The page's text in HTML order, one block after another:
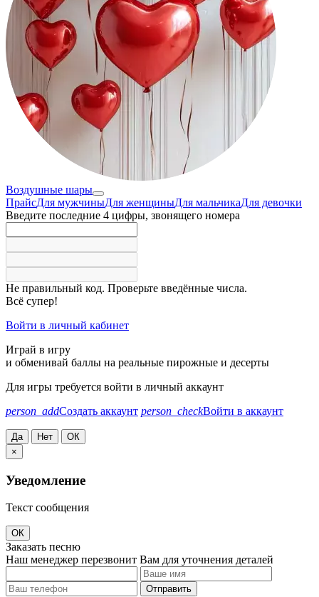
Воздушные шары
ПрайсДля мужчиныДля женщиныДля мальчикаДля девочки
Введите последние 4 цифры, звонящего номера
Не правильный код. Проверьте введённые числа.
Всё супер!
Войти в личный кабинет
Играй в игру
и обменивай баллы на реальные пирожные и десерты
Для игры требуется войти в личный аккаунт
person_addСоздать аккаунт person_checkВойти в аккаунт
Да Нет
ОК
×
Уведомление
Текст сообщения
ОК
Заказать песню
Наш менеджер перезвонит Вам для уточнения деталей
Отправить